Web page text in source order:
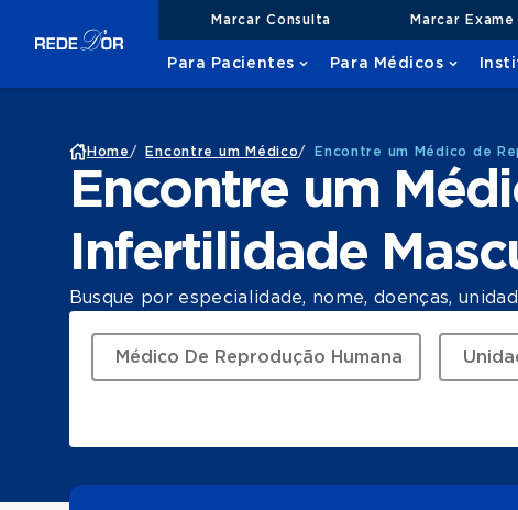
Marcar Consulta Marcar Exame
Para Pacientes Para Médicos
Home / Encontre um Médico/ Encontre um Médico de
Encontre um
Infertilidade
Busque por especialidade, nome, doenças,